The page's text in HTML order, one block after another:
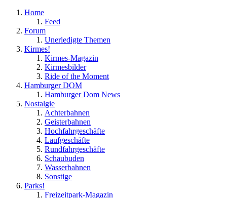
Home
Feed
Forum
Unerledigte Themen
Kirmes!
Kirmes-Magazin
Kirmesbilder
Ride of the Moment
Hamburger DOM
Hamburger Dom News
Nostalgie
Achterbahnen
Geisterbahnen
Hochfahrgeschäfte
Laufgeschäfte
Rundfahrgeschäfte
Schaubuden
Wasserbahnen
Sonstige
Parks!
Freizeitpark-Magazin